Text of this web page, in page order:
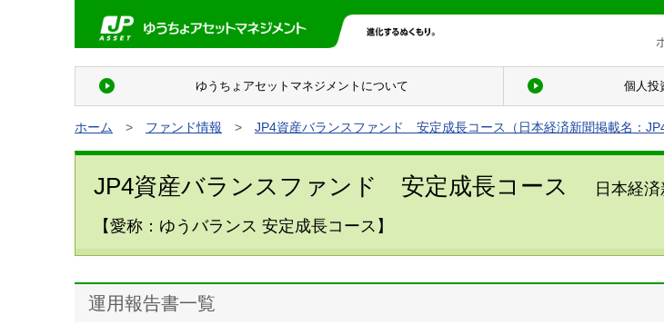
ゆうちょアセットマネジメントについて 個人投
ホーム > ファンド情報 > JP4資産バランスファンド 安定成長コース（日本経済新聞掲載名：JP4
JP4資産バランスファンド 安定成長コース 日本経
【愛称：ゆうバランス 安定成長コース】
運用報告書一覧